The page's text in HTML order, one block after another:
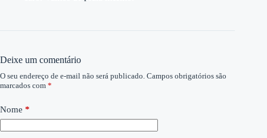
Deixe um comentário
O seu endereço de e-mail não será publicado. Campos obrigatórios são
marcados com *
Nome *